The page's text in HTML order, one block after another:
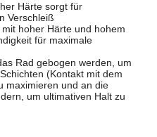
Härte sorgt für
Verschleiß
hoher Härte und hohem
für maximale
Rad gebogen werden, um
(Kontakt mit dem
maximieren und an die
um ultimativen Halt zu